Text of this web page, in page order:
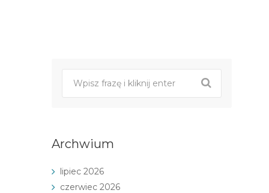
Archwium
lipiec 2026
czerwiec 2026